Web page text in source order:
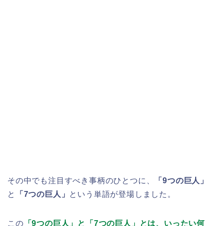
その中でも注目すべき事柄のひとつに、
「9つの巨人」
と
「7つの巨人」 という単語が登場しました。
この 「9つの巨人」と「7つの巨人」とは、いったい何